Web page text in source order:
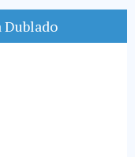
Dublado